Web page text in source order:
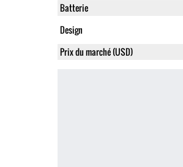
Batterie
Design
Prix du marché (USD)